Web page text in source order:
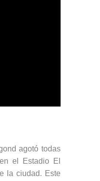
agotó todas
el Estadio El
la ciudad. Este